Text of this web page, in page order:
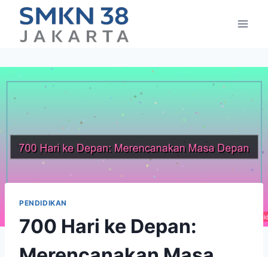
content
PENDIDIKAN
700 Hari ke Depan: